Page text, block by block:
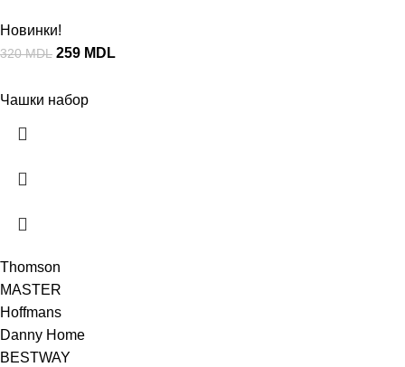
Новинки!
320MDL 259 MDL
Чашки набор
Thomson
MASTER
Hoffmans
Danny Home
BESTWAY